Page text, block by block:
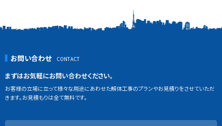
お問い合わせ
まずはお気軽にお問い合わせください。
お客様の立場に立って様々な用途にあわせた解体工事のプランやお見積りをさせていただ
きます。お見積もりは全て無料です。